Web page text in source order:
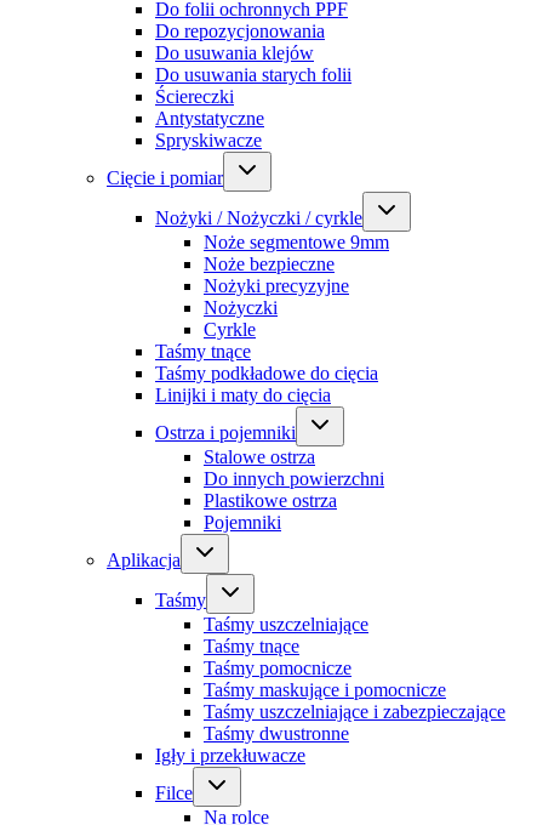
Do folii ochronnych PPF
Do repozycjonowania
Do usuwania klejów
Do usuwania starych folii
Ściereczki
Antystatyczne
Spryskiwacze
Cięcie i pomiar
Nożyki / Nożyczki / cyrkle
Noże segmentowe 9mm
Noże bezpieczne
Nożyki precyzyjne
Nożyczki
Cyrkle
Taśmy tnące
Taśmy podkładowe do cięcia
Linijki i maty do cięcia
Ostrza i pojemniki
Stalowe ostrza
Do innych powierzchni
Plastikowe ostrza
Pojemniki
Aplikacja
Taśmy
Taśmy uszczelniające
Taśmy tnące
Taśmy pomocnicze
Taśmy maskujące i pomocnicze
Taśmy uszczelniające i zabezpieczające
Taśmy dwustronne
Igły i przekłuwacze
Filce
Na rolce